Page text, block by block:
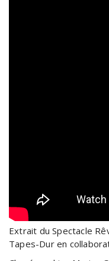
Extrait du Spectacle
Tapes-Dur en